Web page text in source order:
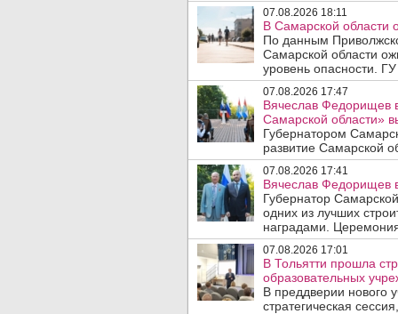
07.08.2026 18:11
В Самарской области
По данным
Самарской области
уровень опасности.
07.08.2026 17:47
Вячеслав Федорищев
Самарской области»
Губернатором
развитие Самарской
07.08.2026 17:41
Вячеслав Федорищев
Губернатор
одних из лучших
наградами.
07.08.2026 17:01
В Тольятти прошла
образовательных
В преддверии нового
стратегическая